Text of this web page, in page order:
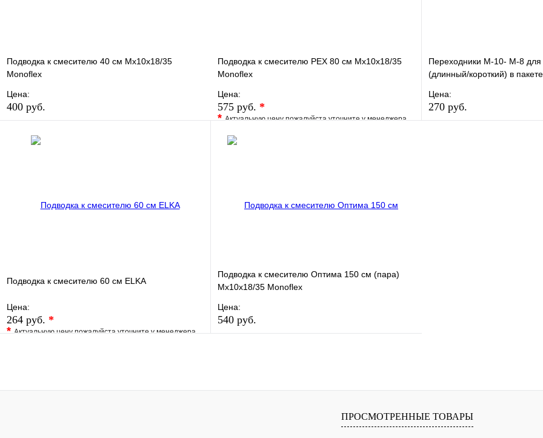
Подводка к смесителю 40 см Мх10х18/35
Monoflex
Цена:
400 руб.
Купить в 1 клик
Подводка к смесителю РЕХ 80 см Мх10х18/35
Monoflex
Цена:
575 руб. *
*Актуальную цену пожалуйста уточните у менеджера
В избранное
Переходники М-10- М-8
(длинный/короткий) в
Цена:
270 руб.
Подводка к смесителю 60 см ELKA
Цена:
264 руб. *
*Актуальную цену пожалуйста уточните у менеджера
Подводка к смесителю Оптима 150 см (пара)
Мх10х18/35 Monoflex
Цена:
540 руб.
ПРОСМОТРЕННЫЕ ТОВАРЫ